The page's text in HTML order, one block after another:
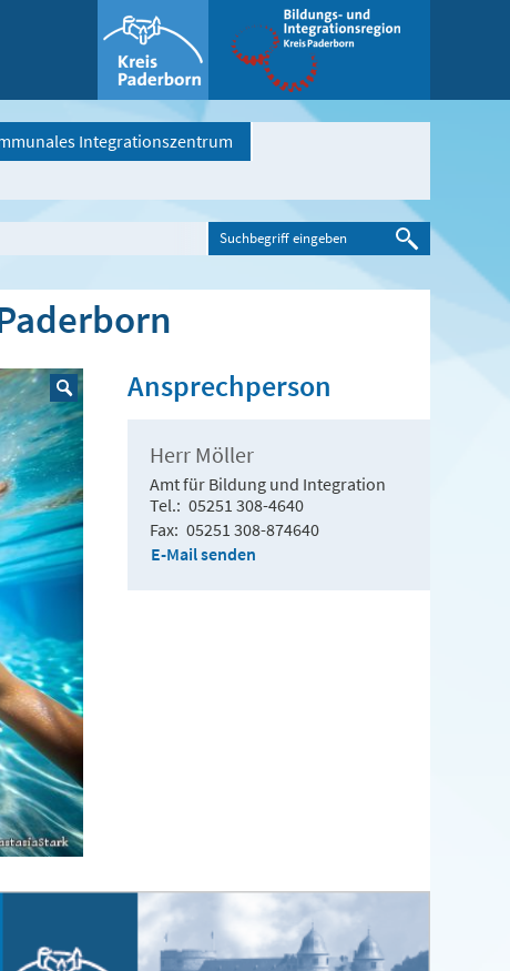
Integrationszentrum
Ansprechperson
Herr Möller
Amt für Bildung und Integration
Tel. 05251 308-4640
Fax 05251 308-874640
E-Mail senden